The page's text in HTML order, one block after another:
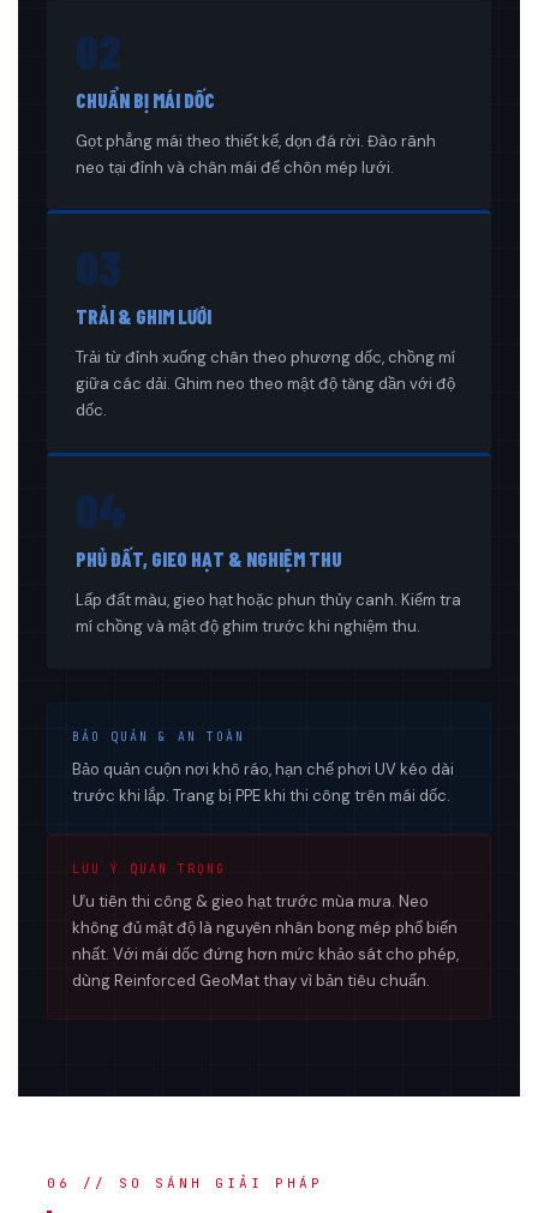
02
CHUẨN BỊ MÁI DỐC
Gọt phẳng mái theo thiết kế, dọn đá rời. Đào rãnh
neo tại đỉnh và chân mái để chôn mép lưới.
03
TRẢI & GHIM LƯỚI
Trải từ đỉnh xuống chân theo phương dốc, chồng mí
giữa các dải. Ghim neo theo mật độ tăng dần với độ
dốc.
04
PHỦ ĐẤT, GIEO HẠT & NGHIỆM THU
Lấp đất màu, gieo hạt hoặc phun thủy canh. Kiểm tra
mí chồng và mật độ ghim trước khi nghiệm thu.
BẢO QUẢN & AN TOÀN
Bảo quản cuộn nơi khô ráo, hạn chế phơi UV kéo dài
trước khi lắp. Trang bị PPE khi thi công trên mái dốc.
LƯU Ý QUAN TRỌNG
Ưu tiên thi công & gieo hạt trước mùa mưa. Neo
không đủ mật độ là nguyên nhân bong mép phổ biến
nhất. Với mái dốc đứng hơn mức khảo sát cho phép,
dùng Reinforced GeoMat thay vì bản tiêu chuẩn.
06 // SO SÁNH GIẢI PHÁP